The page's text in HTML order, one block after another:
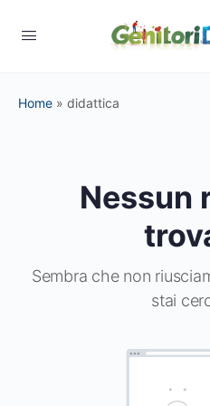
Home » didattica
Nessun
Sembra che non
stai